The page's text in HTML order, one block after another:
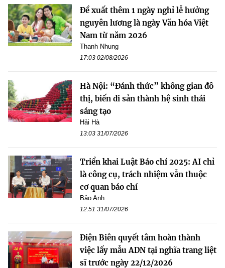
Đề xuất thêm 1 ngày nghỉ lễ hưởng
nguyên lương là ngày Văn hóa Việt
Nam từ năm 2026
Thanh Nhung
17:03 02/08/2026
Hà Nội: “Đánh thức” không gian đô
thị, biến di sản thành hệ sinh thái
sáng tạo
Hải Hà
13:03 31/07/2026
Triển khai Luật Báo chí 2025: AI chỉ
là công cụ, trách nhiệm vẫn thuộc
cơ quan báo chí
Bảo Anh
12:51 31/07/2026
Điện Biên quyết tâm hoàn thành
việc lấy mẫu ADN tại nghĩa trang liệt
sĩ trước ngày 22/12/2026